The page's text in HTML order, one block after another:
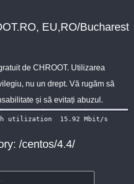
EU,RO/Bucharest
de CHROOT. Utilizarea
nu un drept. Vă rugăm să
și să evitați abuzul.
/centos/4.4/